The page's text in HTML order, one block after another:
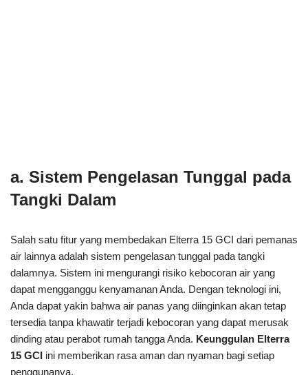
a. Sistem Pengelasan Tunggal pada
Tangki Dalam
Salah satu fitur yang membedakan Elterra 15 GCI dari pemanas
air lainnya adalah sistem pengelasan tunggal pada tangki
dalamnya. Sistem ini mengurangi risiko kebocoran air yang
dapat mengganggu kenyamanan Anda. Dengan teknologi ini,
Anda dapat yakin bahwa air panas yang diinginkan akan tetap
tersedia tanpa khawatir terjadi kebocoran yang dapat merusak
dinding atau perabot rumah tangga Anda. Keunggulan Elterra
15 GCI ini memberikan rasa aman dan nyaman bagi setiap
penggunanya.